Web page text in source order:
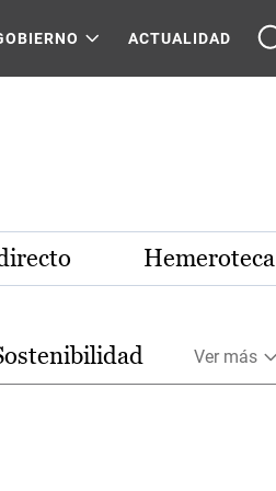
ACTUALIDAD
Hemeroteca
Ver más